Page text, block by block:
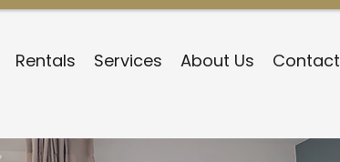
Rentals Services About Us Contact